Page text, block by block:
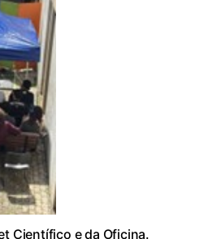
Científico e da Oficina.